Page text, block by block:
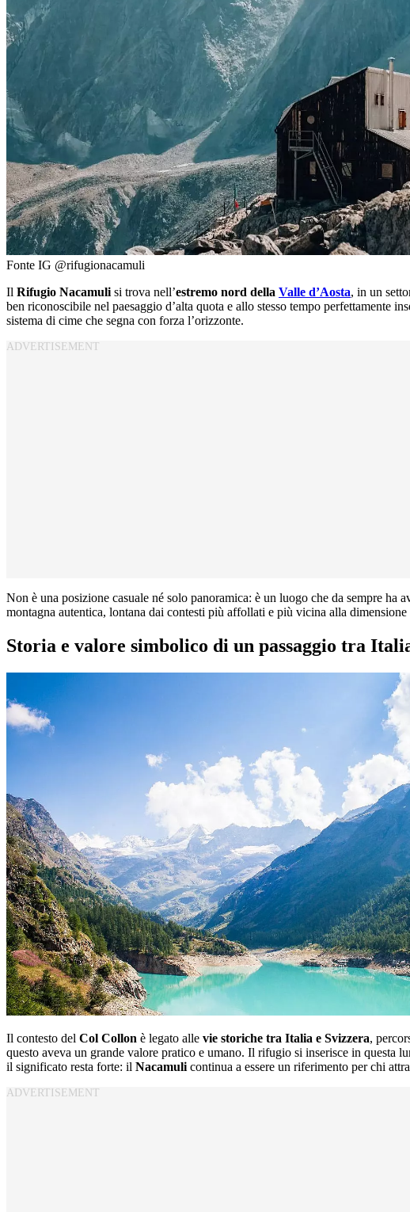
Fonte IG @rifugionacamuli
Il Rifugio Nacamuli si trova nell’estremo nord della Valle d’Aosta, in un
ben riconoscibile nel paesaggio d’alta quota e allo stesso tempo perfettamente
sistema di cime che segna con forza l’orizzonte.
Non è una posizione casuale né solo panoramica: è un luogo che da sempre ha
montagna autentica, lontana dai contesti più affollati e più vicina alla dimensione
Storia e valore simbolico di un passaggio tra
Il contesto del Col Collon è legato alle vie storiche tra Italia e Svizzera,
questo aveva un grande valore pratico e umano. Il rifugio si inserisce in questa
il significato resta forte: il Nacamuli continua a essere un riferimento per chi